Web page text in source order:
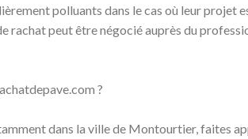
polluants dans le cas où leur projet
rachat peut être négocié auprès du
?
dans la ville de Montourtier, faites